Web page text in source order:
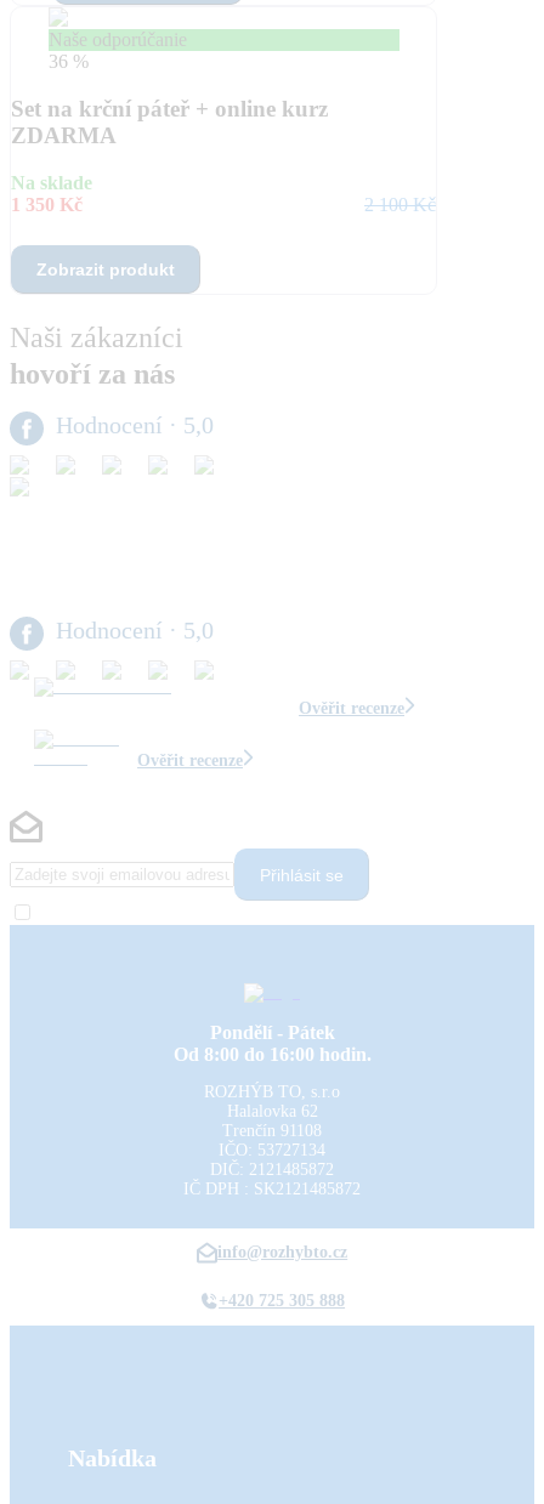
Naše odporúčanie
36 %
Set na krční páteř + online kurz
ZDARMA
Na sklade
1 350 Kč
2 100 Kč
Zobrazit produkt
Naši zákazníci
hovoří za nás
Hodnocení · 5,0
Hodnocení · 5,0
Ověřit recenze
Ověřit recenze
Přihlásit se
Pondělí - Pátek
Od 8:00 do 16:00 hodin.
ROZHÝB TO, s.r.o
Halalovka 62
Trenčín 91108
IČO: 53727134
DIČ: 2121485872
IČ DPH : SK2121485872
info@rozhybto.cz
+420 725 305 888
Nabídka